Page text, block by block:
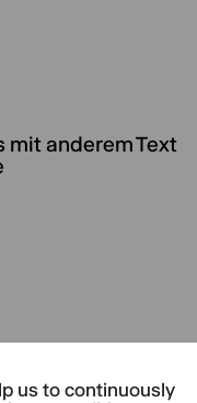
us to continuously
mit anderem Text